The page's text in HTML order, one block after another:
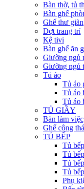
Bàn thờ, tủ
Bàn ghế
Ghế thư giãn
Đợt trang trí
Kệ tivi
Bàn ghế ăn
Giường ngủ
Giường ngủ
Tủ áo
Tủ áo
Tủ áo
Tủ áo
TỦ GIẦY
Bàn làm
Ghế công
TỦ BẾP
Tủ
Tủ
Tủ
Tủ
Phụ